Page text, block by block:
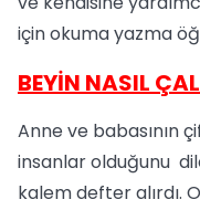
için okuma yazma
BEYİN NASIL
Anne ve babasının
insanlar olduğunu
kalem defter alırdı.